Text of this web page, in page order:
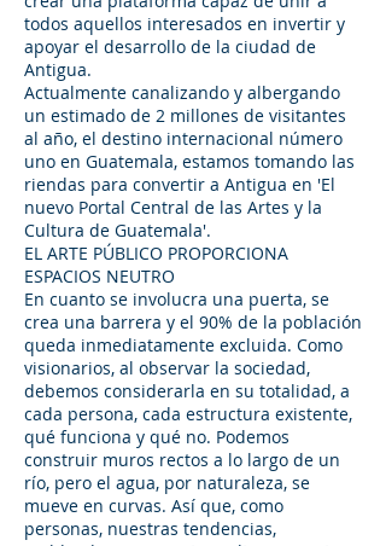
todos aquellos interesados en invertir y
apoyar el desarrollo de la ciudad de
Antigua.
Actualmente canalizando y albergando
un estimado de 2 millones de visitantes
al año, el destino internacional número
uno en Guatemala, estamos tomando las
riendas para convertir a Antigua en 'El
nuevo Portal Central de las Artes y la
Cultura de Guatemala'.
EL ARTE PÚBLICO PROPORCIONA
ESPACIOS NEUTRO
En cuanto se involucra una puerta, se
crea una barrera y el 90% de la población
queda inmediatamente excluida. Como
visionarios, al observar la sociedad,
debemos considerarla en su totalidad, a
cada persona, cada estructura existente,
qué funciona y qué no. Podemos
construir muros rectos a lo largo de un
río, pero el agua, por naturaleza, se
mueve en curvas. Así que, como
personas, nuestras tendencias,